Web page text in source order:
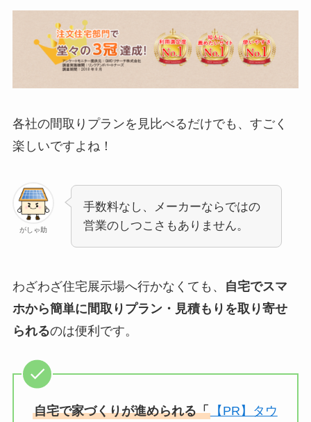
各社の間取りプランを見比べるだけでも、すごく
楽しいですよね！
がしゃ助
手数料なし、メーカーならではの
営業のしつこさもありません。
わざわざ住宅展示場へ行かなくても、
自宅でスマ
ホから簡単に間取りプラン・見積もりを取り寄せ
られるのは便利です。
自宅で家づくりが進められる「【PR】タウ